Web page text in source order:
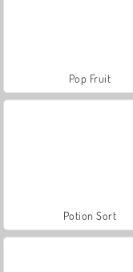
Pop Fruit
Potion Sort